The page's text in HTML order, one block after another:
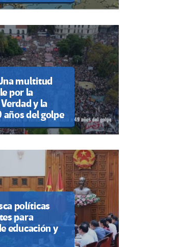
multitud
por la
y la
años del golpe
políticas
para
educación y